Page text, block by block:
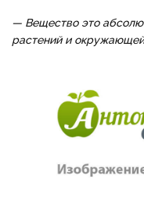
— Вещество это
растений и